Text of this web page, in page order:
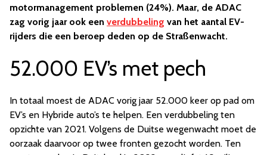
motormanagement problemen (24%). Maar, de ADAC
zag vorig jaar ook een verdubbeling van het aantal EV-
rijders die een beroep deden op de Straßenwacht.
52.000 EV’s met pech
In totaal moest de ADAC vorig jaar 52.000 keer op pad om
EV’s en Hybride auto’s te helpen. Een verdubbeling ten
opzichte van 2021. Volgens de Duitse wegenwacht moet de
oorzaak daarvoor op twee fronten gezocht worden. Ten